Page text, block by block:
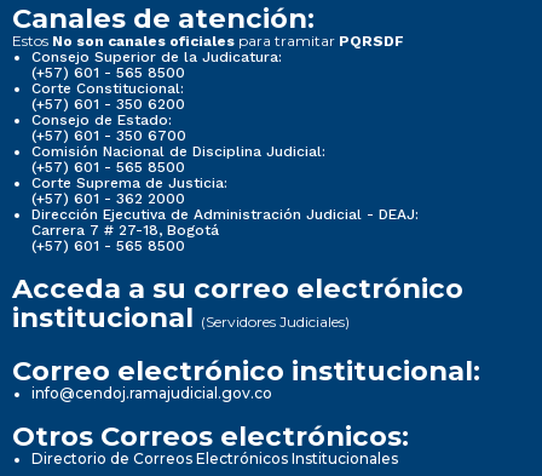
Canales de atención:
Estos No son canales oficiales para tramitar PQRSDF
Consejo Superior de la Judicatura:
(+57) 601 - 565 8500
Corte Constitucional:
(+57) 601 - 350 6200
Consejo de Estado:
(+57) 601 - 350 6700
Comisión Nacional de Disciplina Judicial:
(+57) 601 - 565 8500
Corte Suprema de Justicia:
(+57) 601 - 362 2000
Dirección Ejecutiva de Administración Judicial - DEAJ:
Carrera 7 # 27-18, Bogotá
(+57) 601 - 565 8500
Acceda a su correo electrónico
institucional (Servidores Judiciales)
Correo electrónico institucional:
info@cendoj.ramajudicial.gov.co
Otros Correos electrónicos:
Directorio de Correos Electrónicos Institucionales